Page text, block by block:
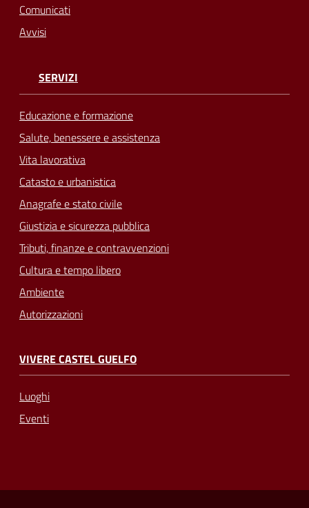
Comunicati
Avvisi
SERVIZI
Educazione e formazione
Salute, benessere e assistenza
Vita lavorativa
Catasto e urbanistica
Anagrafe e stato civile
Giustizia e sicurezza pubblica
Tributi, finanze e contravvenzioni
Cultura e tempo libero
Ambiente
Autorizzazioni
VIVERE CASTEL GUELFO
Luoghi
Eventi